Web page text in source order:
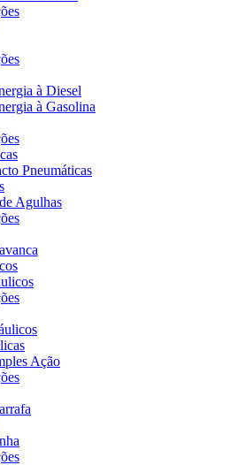
à Diesel
à Gasolina
Pneumáticas
Agulhas
Ação